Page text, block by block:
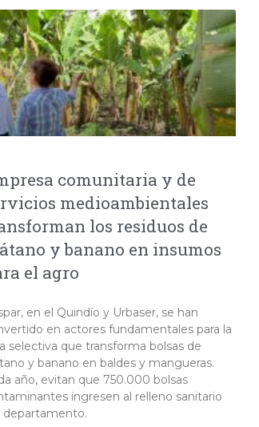
comunitaria y de
medioambientales
los residuos de
y banano en insumos
el agro
en el Quindío y Urbaser, se han
en actores fundamentales para la
selectiva que transforma bolsas de
y banano en baldes y mangueras.
año, evitan que 750.000 bolsas
ingresen al relleno sanitario
departamento.